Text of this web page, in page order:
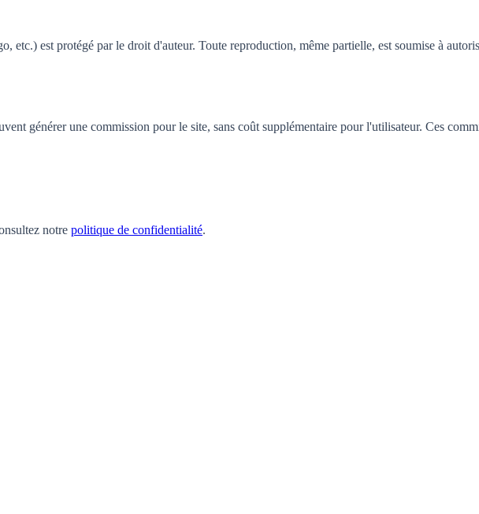
etc.) est protégé par le droit d'auteur. Toute reproduction, même partielle, est soumise à
générer une commission pour le site, sans coût supplémentaire pour l'utilisateur. Ces
notre politique de confidentialité.